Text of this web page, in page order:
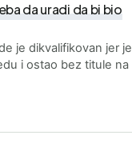
da uradi da bi bio
je dikvalifikovan jer je
i ostao bez titule na